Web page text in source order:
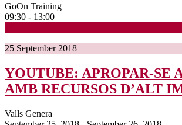
GoOn Training
09:30 - 13:00
25 September 2018
YOUTUBE: APROPAR-SE
AMB RECURSOS D’ALT
Valls Genera